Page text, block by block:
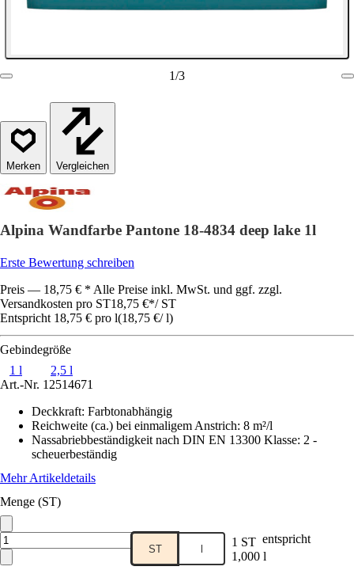
1/3
Vergleichen
Alpina Wandfarbe Pantone 18-4834 deep lake 1l
Erste Bewertung schreiben
Preis — 18,75 € * Alle Preise inkl. MwSt. und ggf. zzgl.
Versandkosten pro ST18,75 €*/ ST
Entspricht 18,75 € pro l(18,75 €/ l)
Gebindegröße
1 l
2,5 l
Art.-Nr. 12514671
Deckkraft: Farbtonabhängig
Reichweite (ca.) bei einmaligem Anstrich: 8 m²/l
Nassabriebbeständigkeit nach DIN EN 13300 Klasse: 2 -
scheuerbeständig
Mehr Artikeldetails
Menge (ST)
ST l 1 ST entspricht
1,000 l